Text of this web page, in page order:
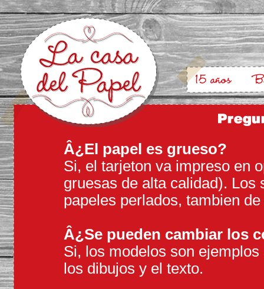
Â¿El papel es grueso?
Si, el tarjeton va impreso en
gruesas de alta calidad). Los
papeles perlados, tambien
Â¿Se pueden cambiar los
Si, los modelos son
los dibujos y el texto.